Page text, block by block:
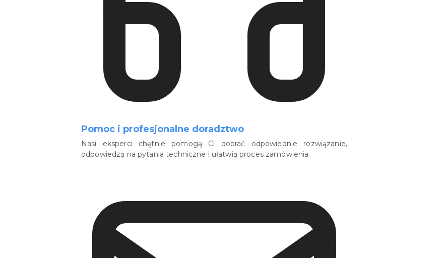
Pomoc i profesjonalne doradztwo
Nasi eksperci chętnie pomogą Ci dobrać odpowiednie rozwiązanie,
odpowiedzą na pytania techniczne i ułatwią proces zamówienia.